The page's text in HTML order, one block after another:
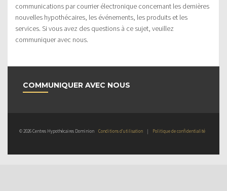
communications par courrier électronique concernant les dernières
nouvelles hypothécaires, les événements, les produits et les
services. Si vous avez des questions à ce sujet, veuillez
communiquer avec nous.
COMMUNIQUER AVEC NOUS
© 2026 Centres Hypothécaires Dominion Conditions d’utilisation | Politique de confidentialité